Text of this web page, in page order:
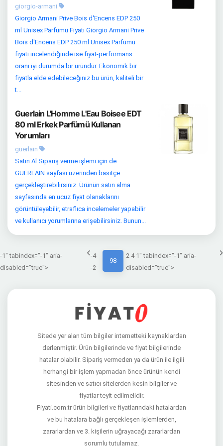
giorgio-armani
Giorgio Armani Prive Bois d'Encens EDP 250
ml Unisex Parfümü Fiyatı Giorgio Armani Prive
Bois d'Encens EDP 250 ml Unisex Parfümü
fiyatı incelendiğinde ise fiyat-performans
oranı iyi durumda bir üründür. Ekonomik bir
fiyatla elde edebileceğiniz bu ürün, kaliteli bir
t...
Guerlain L'Homme L'Eau Boisee EDT
80 ml Erkek Parfümü Kullanan
Yorumları
guerlain
Satın Al Sipariş verme işlemi için de
GUERLAIN sayfası üzerinden basitçe
gerçekleştirebilirsiniz. Ürünün satın alma
sayfasında en ucuz fiyat olanaklarını
görüntüleyebilir, etraflıca incelemeler yapabilir
ve kullanıcı yorumlarına erişebilirsiniz. Bunun...
-1" tabindex="-1" aria-
disabled="true">
-4
-2
98
2 4 1" tabindex="-1" aria-
disabled="true">
Sitede yer alan tüm bilgiler internetteki kaynaklardan
derlenmiştir. Ürün bilgilerinde ve fiyat bilgilerinde
hatalar olabilir. Sipariş vermeden ya da ürün ile ilgili
herhangi bir işlem yapmadan önce ürünün kendi
sitesinden ve satıcı sitelerden kesin bilgiler ve
fiyatlar teyit edilmelidir.
Fiyati.com.tr ürün bilgileri ve fiyatlarındaki hatalardan
ve bu hatalara bağlı gerçekleşen işlemlerden,
zararlardan ve 3. kişilerin uğrayacağı zararlardan
sorumlu tutulamaz.